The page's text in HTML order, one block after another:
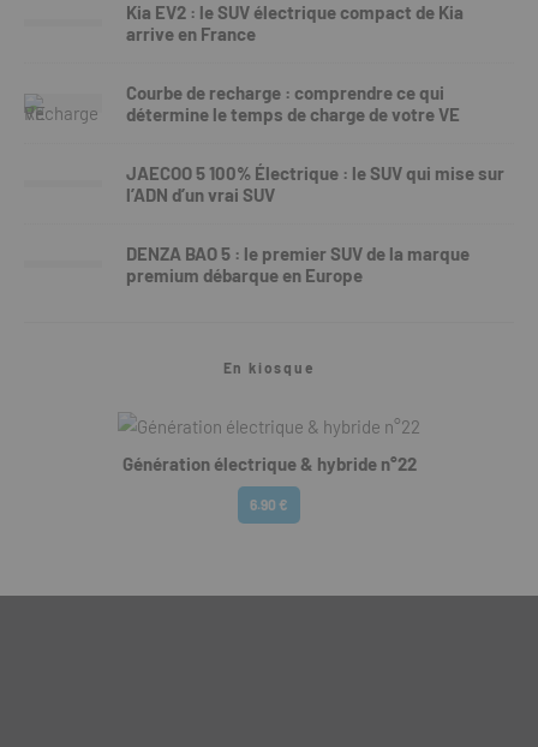
Kia EV2 : le SUV électrique compact de Kia
arrive en France
Courbe de recharge : comprendre ce qui
détermine le temps de charge de votre VE
JAECOO 5 100% Électrique : le SUV qui mise sur
l’ADN d’un vrai SUV
DENZA BAO 5 : le premier SUV de la marque
premium débarque en Europe
En kiosque
Génération électrique & hybride n°22
6.90 €